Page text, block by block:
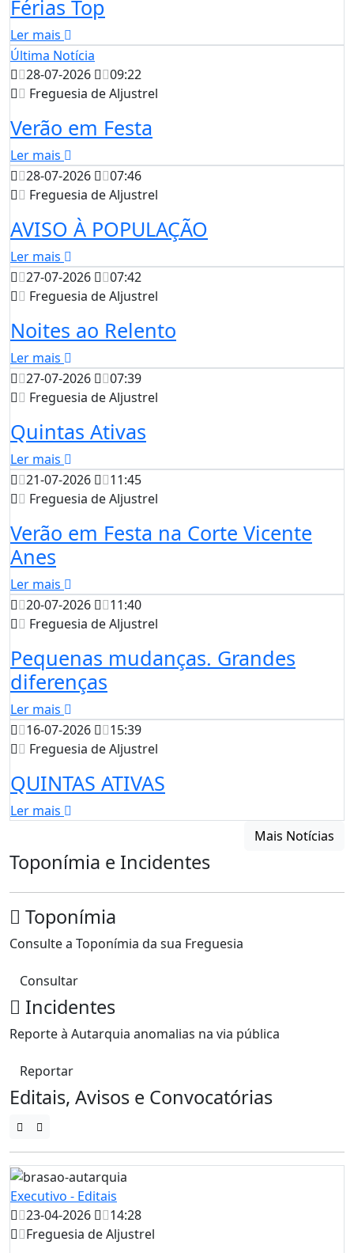
Férias Top
Ler mais
Última Notícia
28-07-2026
09:22
Freguesia de Aljustrel
Verão em Festa
Ler mais
28-07-2026
07:46
Freguesia de Aljustrel
AVISO À POPULAÇÃO
Ler mais
27-07-2026
07:42
Freguesia de Aljustrel
Noites ao Relento
Ler mais
27-07-2026
07:39
Freguesia de Aljustrel
Quintas Ativas
Ler mais
21-07-2026
11:45
Freguesia de Aljustrel
Verão em Festa na Corte Vicente
Anes
Ler mais
20-07-2026
11:40
Freguesia de Aljustrel
Pequenas mudanças. Grandes
diferenças
Ler mais
16-07-2026
15:39
Freguesia de Aljustrel
QUINTAS ATIVAS
Ler mais
Mais Notícias
Toponímia e Incidentes
Toponímia
Consulte a Toponímia da sua Freguesia
Consultar
Incidentes
Reporte à Autarquia anomalias na via pública
Reportar
Editais, Avisos e Convocatórias
Executivo - Editais
23-04-2026
14:28
Freguesia de Aljustrel